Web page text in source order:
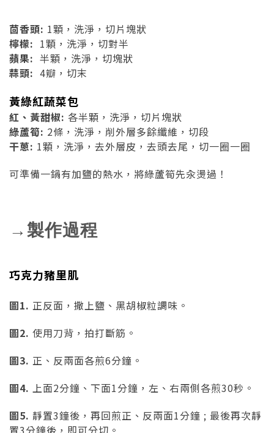
茴香頭: 1顆， 洗淨，切片塊狀
檸檬: 1顆， 洗淨，切對半
蘋果: 半顆， 洗淨，切塊狀
蒜頭: 4瓣， 切末
黃綠紅蔬菜包
紅、黃甜椒: 各半顆， 洗淨，切片塊狀
綠蘆筍: 2條，洗淨，削外層多餘纖維，切段
干蔥: 1顆， 洗淨， 去外層皮，去頭去尾，切一圈一圈
可準備一鍋有加鹽的熱水，將綠蘆筍先汆燙過！
→製作過程
巧克力豬里肌
圖1. 正反面，撒上鹽、黑胡椒粒調味。
圖2. 使用刀背，拍打斷筋。
圖3. 正、反兩面各煎6分鐘。
圖4. 上面2分鐘、下面1分鐘，左、右兩側各煎30秒。
圖5. 靜置3鐘後，再回煎正、反兩面1分鐘 ; 最後再次靜